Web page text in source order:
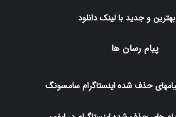
پیام رسان ها